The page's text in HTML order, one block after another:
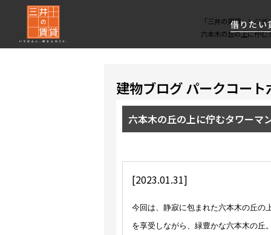
借りたい
About Us
私たちレジデントファーストの思いや
ご提供するサービスをご紹介します
借りたい
厳選した都心の上質な賃貸マンションを数多
くご提案します
貸したい
賃貸運営をお考えのオーナー様に
最適なプランをご提案します
資産活用
分譲マンションのご購入、売却の
ご相談も承ります
RESIDENT
FIRST CHANNEL
SERVICE
レジデントファーストが提供する
各種サービスをご紹介します
「三井の賃貸」レジ
六本木の丘の上に佇む
建物ブログ パークコー
六本木の丘の上に佇むタワーマ
[2023.01.31]
今回は、静寂に包まれた六本木の丘の
を享受しながら、緑豊かな六本木の丘